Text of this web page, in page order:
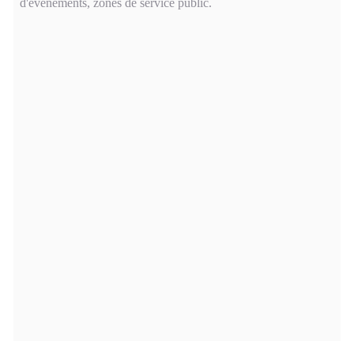
d'événements, zones de service public.